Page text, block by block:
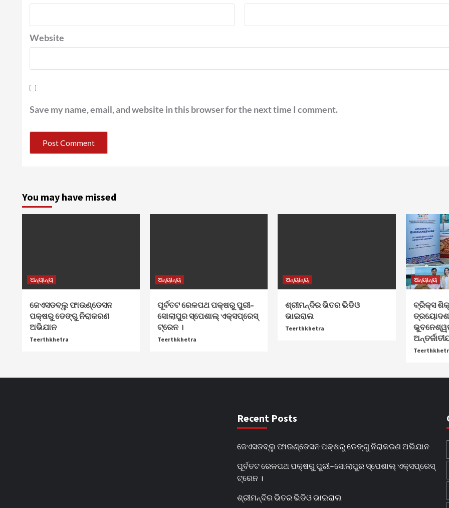
Website
Save my name, email, and website in this browser for the next time I comment.
You may have missed
ଅନ୍ୟାନ୍ୟ
ଜେଏସଡବ୍ଲୁ ଫାଉଣ୍ଡେସନ
ପକ୍ଷରୁ ଡେଙ୍ଗୁ ନିରାକରଣ
ଅଭିଯାନ
Teerthkhetra
ଅନ୍ୟାନ୍ୟ
ପୂର୍ବତଟ ରେଳପଥ ପକ୍ଷରୁ ପୁରୀ–
ସୋଲାପୁର ସ୍ପେଶାଲ୍ ଏକ୍ସପ୍ରେସ୍
ଟ୍ରେନ ।
Teerthkhetra
ଅନ୍ୟାନ୍ୟ
ଶ୍ରୀମନ୍ଦିର ଭିତର ଭିଡିଓ
ଭାଇରାଲ
Teerthkhetra
ଅନ୍ୟାନ୍ୟ
ବ୍ରିକ୍ସ
ତ୍ରୟୋଦଶ
Recent Posts
ଜେଏସଡବ୍ଲୁ ଫାଉଣ୍ଡେସନ ପକ୍ଷରୁ ଡେଙ୍ଗୁ ନିରାକରଣ ଅଭିଯାନ
ପୂର୍ବତଟ ରେଳପଥ ପକ୍ଷରୁ ପୁରୀ–ସୋଲାପୁର ସ୍ପେଶାଲ୍ ଏକ୍ସପ୍ରେସ୍
ଟ୍ରେନ ।
ଶ୍ରୀମନ୍ଦିର ଭିତର ଭିଡିଓ ଭାଇରାଲ